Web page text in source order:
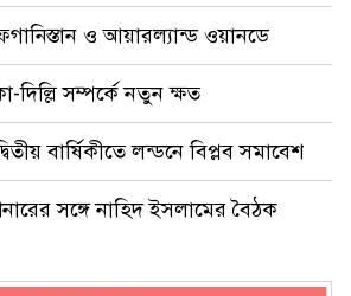
ও আয়ারল্যান্ড ওয়ানডে
দিল্লি সম্পর্কে নতুন ক্ষত
বার্ষিকীতে লন্ডনে বিপ্লব সমাবেশ
সঙ্গে নাহিদ ইসলামের বৈঠক